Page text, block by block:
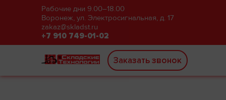
Рабочие дни 9.00–18.00
Воронеж, ул. Электросигнальная, д. 17
zakaz@skladst.ru
+7 910 749-01-02
Заказать звонок